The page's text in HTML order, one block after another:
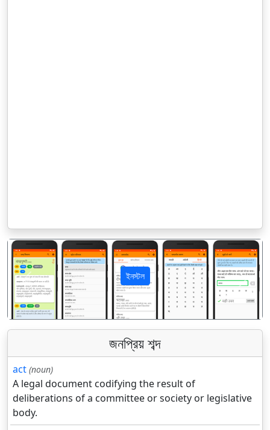
ইনস্টল
पिछला अगला
জনপ্রিয় শব্দ
act (noun)
A legal document codifying the result of
deliberations of a committee or society or legislative
body.